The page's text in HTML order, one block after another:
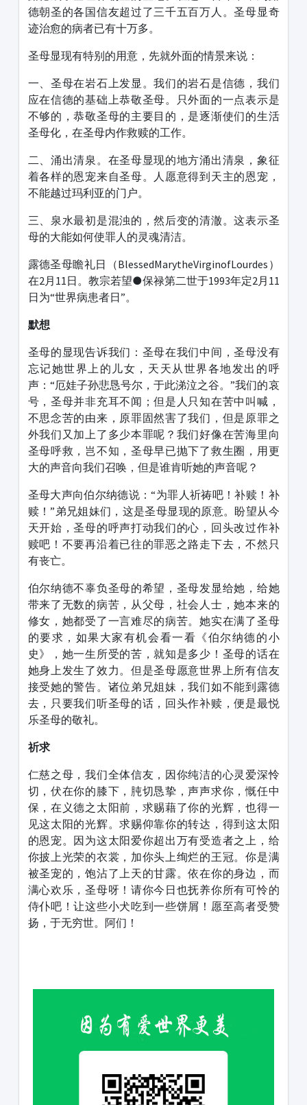
德朝圣的各国信友超过了三千五百万人。圣母显奇
迹治愈的病者已有十万多。
圣母显现有特别的用意，先就外面的情景来说：
一、圣母在岩石上发显。我们的岩石是信德，我们
应在信德的基础上恭敬圣母。只外面的一点表示是
不够的，恭敬圣母的主要目的，是逐渐使们的生活
圣母化，在圣母内作救赎的工作。
二、涌出清泉。在圣母显现的地方涌出清泉，象征
着各样的恩宠来自圣母。人愿意得到天主的恩宠，
不能越过玛利亚的门户。
三、泉水最初是混浊的，然后变的清澈。这表示圣
母的大能如何使罪人的灵魂清洁。
露德圣母瞻礼日（BlessedMarytheVirginofLourdes）
在2月11日。教宗若望●保禄第二世于1993年定2月11
日为“世界病患者日”。
默想
圣母的显现告诉我们：圣母在我们中间，圣母没有
忘记她世界上的儿女，天天从世界各地发出的呼
声：“厄娃子孙悲恳号尔，于此涕泣之谷。”我们的哀
号，圣母并非充耳不闻；但是人只知在苦中叫喊，
不思念苦的由来，原罪固然害了我们，但是原罪之
外我们又加上了多少本罪呢？我们好像在苦海里向
圣母呼救，岂不知，圣母早已抛下了救生圈，用更
大的声音向我们召唤，但是谁肯听她的声音呢？
圣母大声向伯尔纳德说：“为罪人祈祷吧！补赎！补
赎！”弟兄姐妹们，这是圣母显现的原意。盼望从今
天开始，圣母的呼声打动我们的心，回头改过作补
赎吧！不要再沿着已往的罪恶之路走下去，不然只
有丧亡。
伯尔纳德不辜负圣母的希望，圣母发显给她，给她
带来了无数的病苦，从父母，社会人士，她本来的
修女，她都受了一言难尽的病苦。她实在满了圣母
的要求，如果大家有机会看一看《伯尔纳德的小
史》，她一生所受的苦，就知是多少！圣母的话在
她身上发生了效力。但是圣母愿意世界上所有信友
接受她的警告。诸位弟兄姐妹，我们如不能到露德
去，只要我们听圣母的话，回头作补赎，便是最悦
乐圣母的敬礼。
祈求
仁慈之母，我们全体信友，因你纯洁的心灵爱深怜
切，伏在你的膝下，肫切恳挚，声声求你，慨任中
保，在义德之太阳前，求赐藉了你的光辉，也得一
见这太阳的光辉。求赐仰靠你的转达，得到这太阳
的恩宠。因为这太阳爱你超出万有受造者之上，给
你披上光荣的衣裳，加你头上绚烂的王冠。你是满
被圣宠的，饱沾了上天的甘露。依在你的身边，而
满心欢乐，圣母呀！请你今日也抚养你所有可怜的
侍仆吧！让这些小犬吃到一些饼屑！愿至高者受赞
扬，于无穷世。阿们！